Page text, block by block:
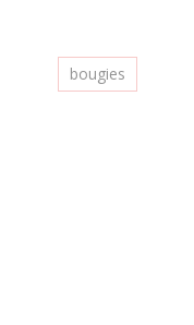
bougies